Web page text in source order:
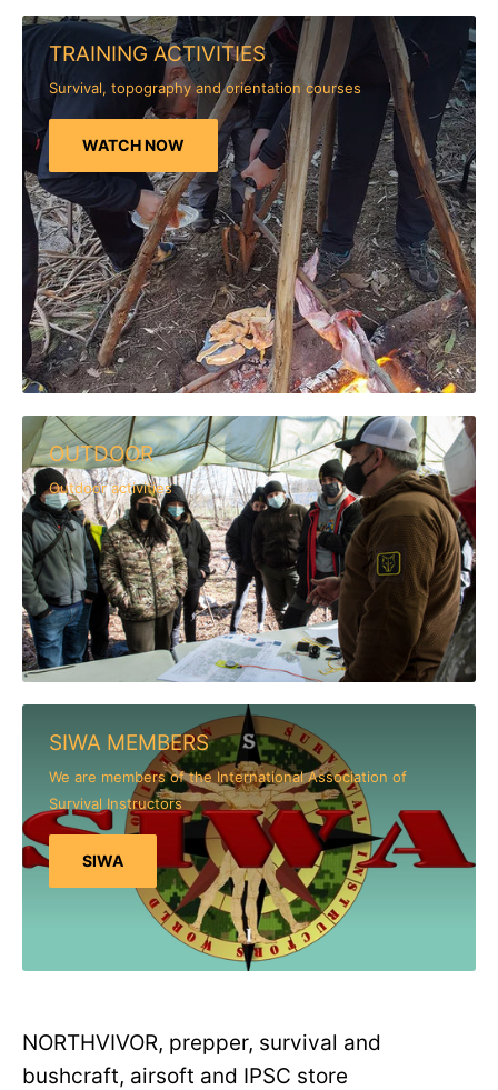
TRAINING ACTIVITIES
Survival, topography and orientation courses
WATCH NOW
OUTDOOR
Outdoor activities
SIWA MEMBERS
We are members of the International Association of
Survival Instructors
SIWA
NORTHVIVOR, prepper, survival and
bushcraft, airsoft and IPSC store